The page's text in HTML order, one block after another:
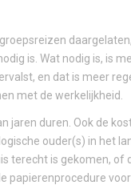
is. Wat nodig is, is
en dat is meer
met de werkelijkheid.
jaren duren. Ook de
ouder(s) in het
terecht is gekomen, of